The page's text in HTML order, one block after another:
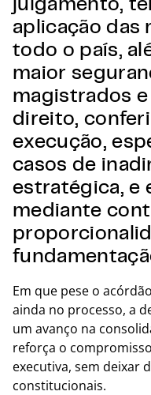
aplicação das
todo o país,
maior
magistrados
direito,
execução,
casos de
estratégica, e
mediante
Em que pese o
ainda no processo, a
um avanço na
reforça o
executiva, sem deixar
constitucionais.